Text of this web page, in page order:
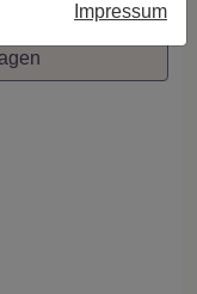
Impressum